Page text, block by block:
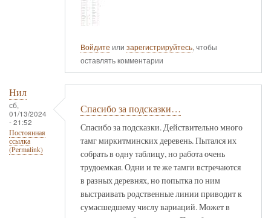
Войдите или зарегистрируйтесь, чтобы
оставлять комментарии
Нил
сб,
01/13/2024
- 21:52
Постоянная
ссылка
(Permalink)
Спасибо за подсказки…
Спасибо за подсказки. Действительно много
тамг миркитминских деревень. Пытался их
собрать в одну таблицу, но работа очень
трудоемкая. Одни и те же тамги встречаются
в разных деревнях, но попытка по ним
выстраивать родственные линии приводит к
сумасшедшему числу вариаций. Может в